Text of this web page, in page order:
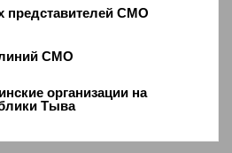
представителей СМО
СМО
организации на
Тыва